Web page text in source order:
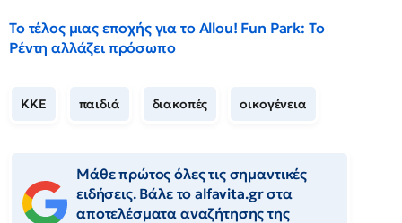
Το τέλος μιας εποχής για το Allou! Fun Park: Το
Ρέντη αλλάζει πρόσωπο
ΚΚΕ παιδιά διακοπές οικογένεια
Μάθε πρώτος όλες τις σημαντικές
ειδήσεις. Βάλε το alfavita.gr στα
αποτελέσματα αναζήτησης της